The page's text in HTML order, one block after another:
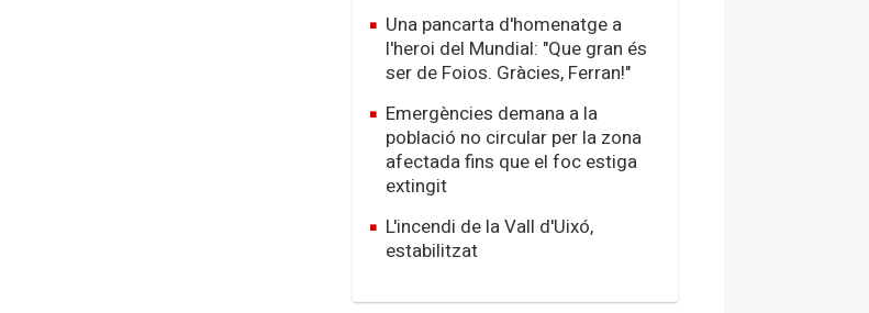
Una pancarta d'homenatge a
l'heroi del Mundial: "Que gran és
ser de Foios. Gràcies, Ferran!"
Emergències demana a la
població no circular per la zona
afectada fins que el foc estiga
extingit
L'incendi de la Vall d'Uixó,
estabilitzat